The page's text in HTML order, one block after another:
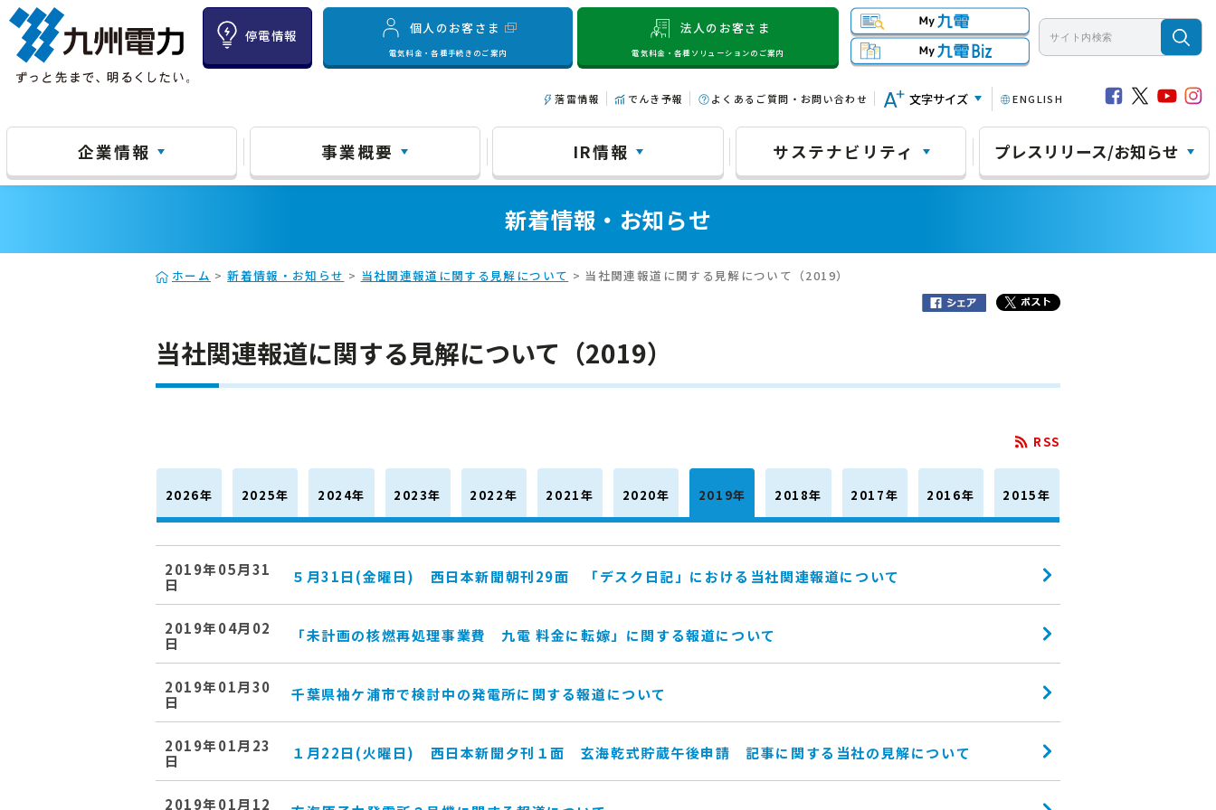
停電情報
個人のお客さま
電気料金・各種手続きのご案内
法人のお客さま
電気料金・各種ソリューションのご案内
落雷情報 でんき予報 よくあるご質問・お問い合わせ 文字サイズ ENGLISH
企業情報 事業概要 IR情報 サステナビリティ プレスリリース/お知らせ
新着情報・お知らせ
ホーム >新着情報・お知らせ > 当社関連報道に関する見解について > 当社関連報道に関する見解について（2019）
当社関連報道に関する見解について（2019）
RSS
2026年 2025年 2024年 2023年 2022年 2021年 2020年 2019年 2018年 2017年 2016年 2015年
2019年05月31
日
５月31日(金曜日) 西日本新聞朝刊29面 「デスク日記」における当社関連報道について
2019年04月02
日
「未計画の核燃再処理事業費 九電 料金に転嫁」に関する報道について
2019年01月30
日
千葉県袖ケ浦市で検討中の発電所に関する報道について
2019年01月23
日
１月22日(火曜日) 西日本新聞夕刊１面 玄海乾式貯蔵午後申請 記事に関する当社の見解について
2019年01月12